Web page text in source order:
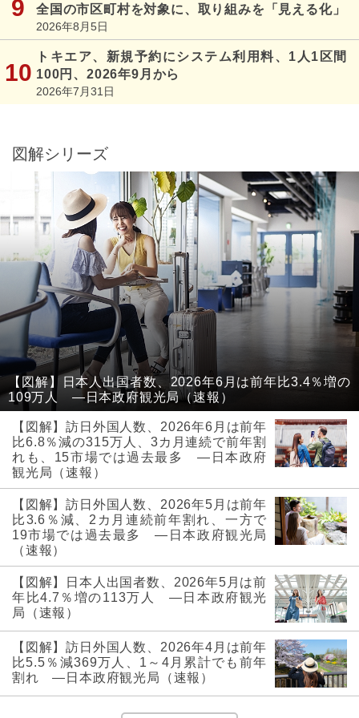
全国の市区町村を対象に、取り組みを「見える化」
2026年8月5日
トキエア、新規予約にシステム利用料、1人1区間
100円、2026年9月から
2026年7月31日
図解シリーズ
【図解】日本人出国者数、2026年6月は前年比3.4％増の
109万人 ―日本政府観光局（速報）
【図解】訪日外国人数、2026年6月は前年
比6.8％減の315万人、3カ月連続で前年割
れも、15市場では過去最多 ―日本政府
観光局（速報）
【図解】訪日外国人数、2026年5月は前年
比3.6％減、2カ月連続前年割れ、一方で
19市場では過去最多 ―日本政府観光局
（速報）
【図解】日本人出国者数、2026年5月は前
年比4.7％増の113万人 ―日本政府観光
局（速報）
【図解】訪日外国人数、2026年4月は前年
比5.5％減369万人、1～4月累計でも前年
割れ ―日本政府観光局（速報）